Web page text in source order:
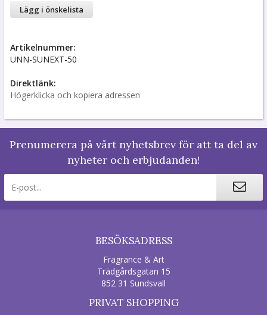
Lägg i önskelista
Artikelnummer:
UNN-SUNEXT-50
Direktlänk:
Högerklicka och kopiera adressen
Prenumerera på vårt nyhetsbrev för att ta del av
nyheter och erbjudanden!
BESÖKSADRESS
Fragrance & Art
Trädgårdsgatan 15
852 31 Sundsvall
PRIVAT SHOPPING